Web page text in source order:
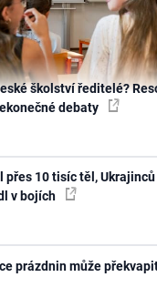
školství ředitelé?
debaty
přes 10 tisíc těl, Ukrajinců
v bojích
prázdnin může